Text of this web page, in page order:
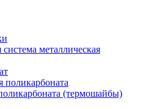
металлическая
(термошайбы)